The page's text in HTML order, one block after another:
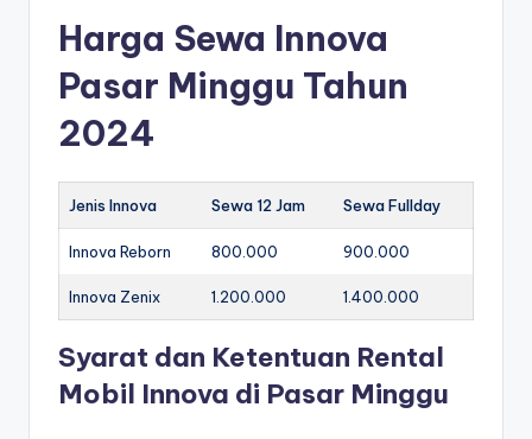
Harga Sewa Innova
Pasar Minggu Tahun
2024
Jenis Innova Sewa 12 Jam Sewa Fullday
Innova Reborn 800.000 900.000
Innova Zenix 1.200.000 1.400.000
Syarat dan Ketentuan Rental
Mobil Innova di Pasar Minggu